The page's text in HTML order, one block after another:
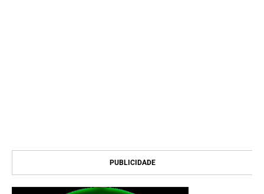
PUBLICIDADE